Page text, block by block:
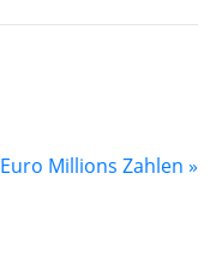
Euro Millions Zahlen »